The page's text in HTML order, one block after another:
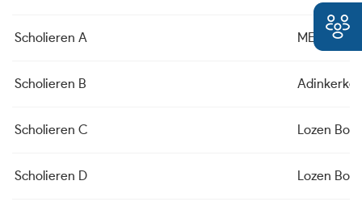
Scholieren A MEZ
Scholieren B Adinkerke
Scholieren C Lozen
Scholieren D Lozen